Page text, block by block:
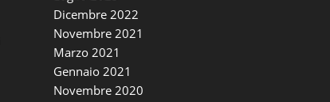
Dicembre 2022
Novembre 2021
Marzo 2021
Gennaio 2021
Novembre 2020